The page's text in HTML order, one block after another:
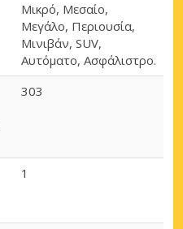
Μικρό, Μεσαίο,
Μεγάλο, Περιουσία,
Μινιβάν, SUV,
Αυτόματο, Ασφάλιστρο.
303
1